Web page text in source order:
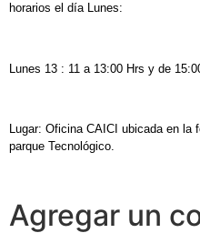
horarios el día Lunes:
Lunes 13 : 11 a 13:00 Hrs y de
Lugar: Oficina CAICI ubicada en la
parque Tecnológico.
Agregar un